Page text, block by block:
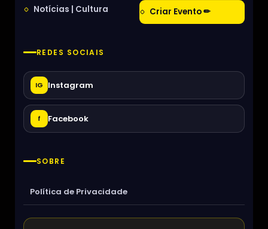
Notícias | Cultura Criar Evento ✏
REDES SOCIAIS
IG Instagram
f Facebook
SOBRE
Política de Privacidade